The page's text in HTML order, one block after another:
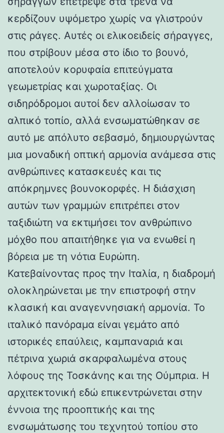
κερδίζουν υψόμετρο χωρίς να γλιστρούν
στις ράγες. Αυτές οι ελικοειδείς σήραγγες,
που στρίβουν μέσα στο ίδιο το βουνό,
αποτελούν κορυφαία επιτεύγματα
γεωμετρίας και χωροταξίας. Οι
σιδηρόδρομοι αυτοί δεν αλλοίωσαν το
αλπικό τοπίο, αλλά ενσωματώθηκαν σε
αυτό με απόλυτο σεβασμό, δημιουργώντας
μια μοναδική οπτική αρμονία ανάμεσα στις
ανθρώπινες κατασκευές και τις
απόκρημνες βουνοκορφές. Η διάσχιση
αυτών των γραμμών επιτρέπει στον
ταξιδιώτη να εκτιμήσει τον ανθρώπινο
μόχθο που απαιτήθηκε για να ενωθεί η
βόρεια με τη νότια Ευρώπη.
Κατεβαίνοντας προς την Ιταλία, η διαδρομή
ολοκληρώνεται με την επιστροφή στην
κλασική και αναγεννησιακή αρμονία. Το
ιταλικό πανόραμα είναι γεμάτο από
ιστορικές επαύλεις, καμπαναριά και
πέτρινα χωριά σκαρφαλωμένα στους
λόφους της Τοσκάνης και της Ούμπρια. Η
αρχιτεκτονική εδώ επικεντρώνεται στην
έννοια της προοπτικής και της
ενσωμάτωσης του τεχνητού τοπίου στο